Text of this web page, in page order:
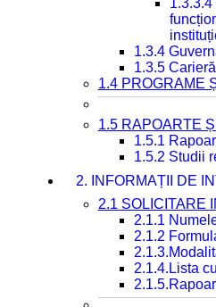
1.3.4
1.3.5
1.4 PROGRAME
1.5 RAPOARTE
1.5.1
1.5.2 Studii
2. INFORMAȚII DE
2.1 SOLICITARE
2.1.1
2.1.2
2.1.4.Lista